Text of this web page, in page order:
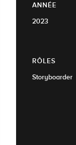
ANNÉE
2023
RÔLES
Storyboarder